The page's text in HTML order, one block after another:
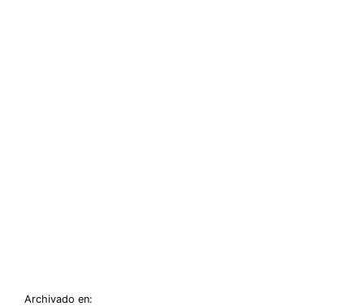
Archivado en: